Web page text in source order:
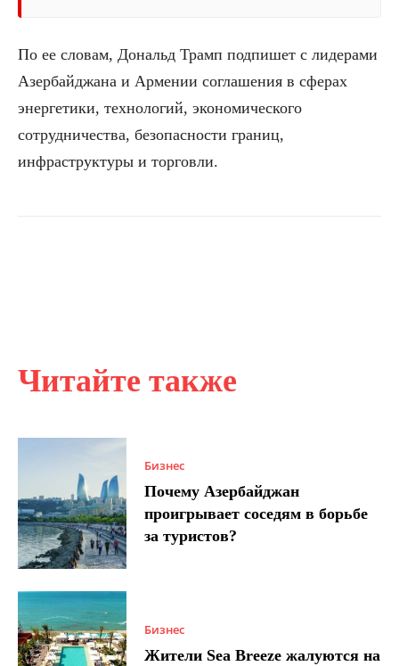
Читайте также
Бизнес
Почему Азербайджан
проигрывает соседям в борьбе
за туристов?
Бизнес
Жители Sea Breeze жалуются на
По ее словам, Дональд Трамп подпишет с лидерами
Азербайджана и Армении соглашения в сферах
энергетики, технологий, экономического
сотрудничества, безопасности границ,
инфраструктуры и торговли.